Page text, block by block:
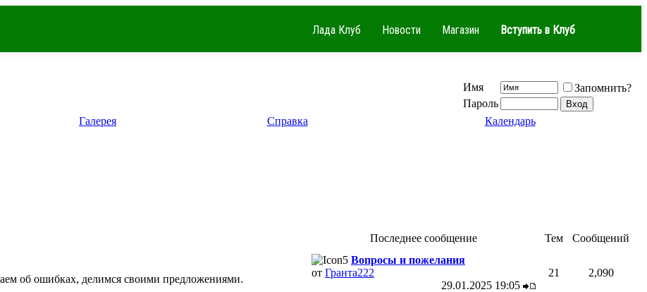
Лада Клуб Новости Магазин Вступить в Клуб
Имя
Запомнить?
Пароль
Галерея Справка Календарь
Последнее сообщение Тем Сообщений
об ошибках, делимся своими предложениями.
Вопросы и пожелания
от Гранта222
29.01.2025 19:05
21 2,090